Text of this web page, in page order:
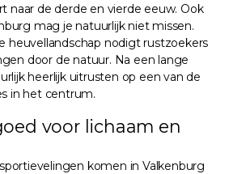
naar de derde en vierde eeuw. Ook
mag je natuurlijk niet missen.
heuvellandschap nodigt rustzoekers
door de natuur. Na een lange
heerlijk uitrusten op een van de
in het centrum.
voor lichaam en
komen in Valkenburg